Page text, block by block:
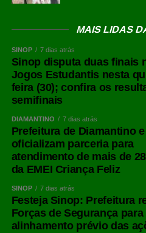
MAIS LIDAS
SINOP 7 dias atrás
Sinop disputa duas finais
Jogos Estudantis nesta
feira (30); confira os
semifinais
DIAMANTINO 7 dias atrás
Prefeitura de Diamantino e
oficializam parceria para
atendimento de mais de
da EMEI Criança Feliz
SINOP 7 dias atrás
Festeja Sinop: Prefeitura
Forças de Segurança para
alinhamento prévio das